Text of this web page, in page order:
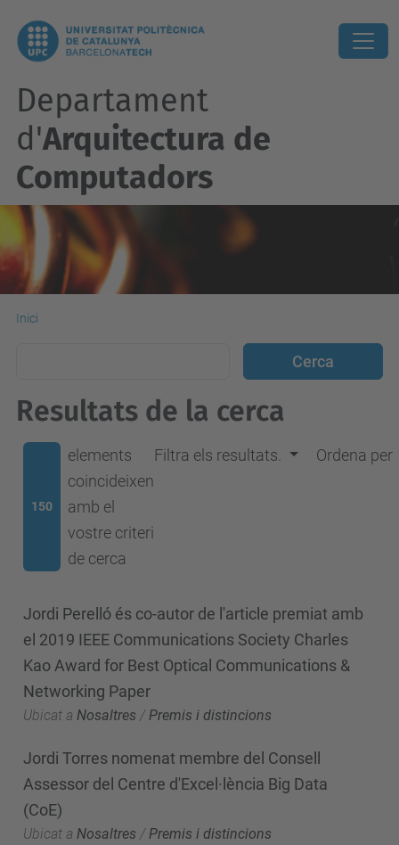
Departament
d'Arquitectura de
Computadors
Inici
Resultats de la cerca
150
elements
coincideixen
amb el
vostre criteri
de cerca
Filtra els resultats. Ordena per
Jordi Perelló és co-autor de l'article premiat amb
el 2019 IEEE Communications Society Charles
Kao Award for Best Optical Communications &
Networking Paper
Ubicat a Nosaltres / Premis i distincions
Jordi Torres nomenat membre del Consell
Assessor del Centre d'Excel·lència Big Data
(CoE)
Ubicat a Nosaltres /Premis i distincions